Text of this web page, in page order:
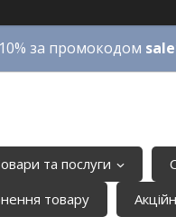
за промокодом
та послуги
товару